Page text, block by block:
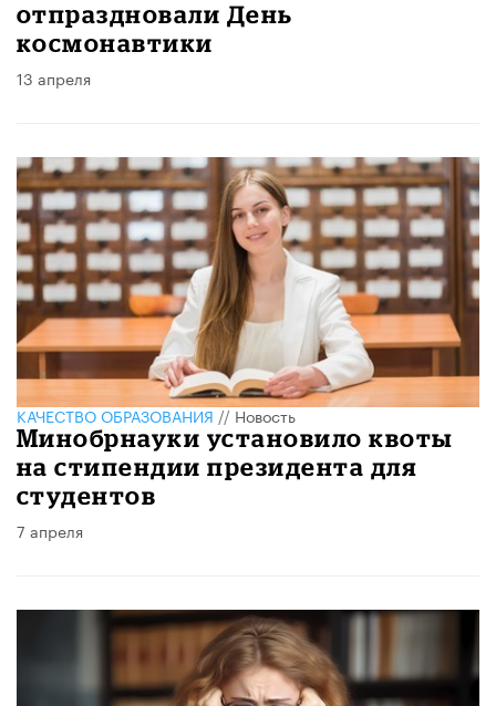
отпраздновали День
космонавтики
13 апреля
КАЧЕСТВО ОБРАЗОВАНИЯ//Новость
Минобрнауки установило квоты
на стипендии президента для
студентов
7 апреля